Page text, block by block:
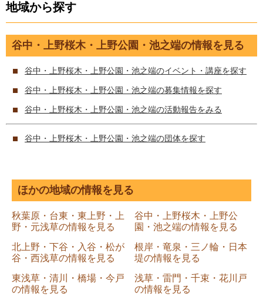
地域から探す
谷中・上野桜木・上野公園・池之端の情報を見る
谷中・上野桜木・上野公園・池之端のイベント・講座を探す
谷中・上野桜木・上野公園・池之端の募集情報を探す
谷中・上野桜木・上野公園・池之端の活動報告をみる
谷中・上野桜木・上野公園・池之端の団体を探す
ほかの地域の情報を見る
秋葉原・台東・東上野・上
野・元浅草の情報を見る
谷中・上野桜木・上野公
園・池之端の情報を見る
北上野・下谷・入谷・松が
谷・西浅草の情報を見る
根岸・竜泉・三ノ輪・日本
堤の情報を見る
東浅草・清川・橋場・今戸
の情報を見る
浅草・雷門・千束・花川戸
の情報を見る